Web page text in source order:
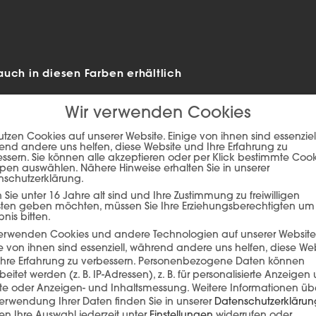
in diesen Farben erhältlich
auf den unteren Button, um den Inhalt von player.flipsnack.com
Inhalt laden
Wir verwenden Cookies
Cookies auf unserer Website. Einige von ihnen sind
andere uns helfen, diese Website und Ihre Erfahrung zu
Sie können alle akzeptieren oder per Klick bestimmte
auswählen. Nähere Hinweise erhalten Sie in unserer
Sie unter 16 Jahre alt sind und Ihre Zustimmung zu freiwilligen
geben möchten, müssen Sie Ihre Erziehungsberechtigten um
bitten.
Cookies und andere Technologien auf unserer
von ihnen sind essenziell, während andere uns helfen, diese
Erfahrung zu verbessern. Personenbezogene Daten können
werden (z. B. IP-Adressen), z. B. für personalisierte Anzeigen
oder Anzeigen- und Inhaltsmessung. Weitere Informationen
Ihrer Daten finden Sie in unserer